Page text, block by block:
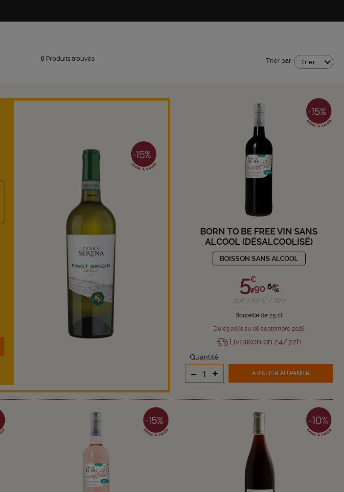
8 Produits trouvés Trier par: Trier
BORN TO BE FREE VIN SANS
ALCOOL (DÉSALCOOLISÉ)
BOISSON SANS ALCOOL
6,€
95
5,€
90
soit 7,87 € / litre
Bouteille de 75 cl
Du 03 août au 06 septembre 2026
Livraison en 24/72h
Quantité
- + AJOUTER AU PANIER